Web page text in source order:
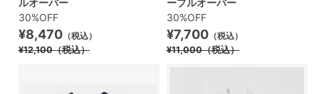
ルオーバー
30%OFF
¥8,470 （税込）
¥12,100（税込）
ープルオーバー
30%OFF
¥7,700 （税込）
¥11,000（税込）